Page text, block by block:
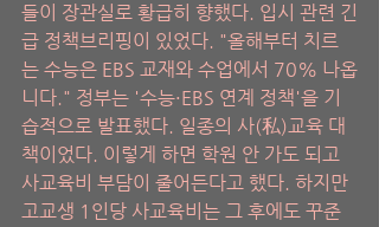
들이 장관실로 황급히 향했다. 입시 관련 긴
급 정책브리핑이 있었다. "올해부터 치르
는 수능은 EBS 교재와 수업에서 70% 나옵
니다." 정부는 '수능·EBS 연계 정책'을 기
습적으로 발표했다. 일종의 사(私)교육 대
책이었다. 이렇게 하면 학원 안 가도 되고
사교육비 부담이 줄어든다고 했다. 하지만
고교생 1인당 사교육비는 그 후에도 꾸준